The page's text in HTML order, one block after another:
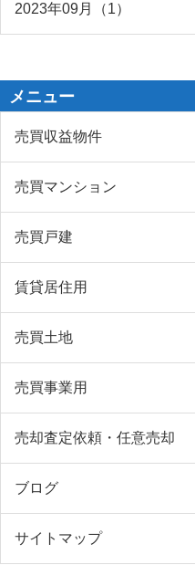
2023年09月（1）
メニュー
売買収益物件
売買マンション
売買戸建
賃貸居住用
売買土地
売買事業用
売却査定依頼・任意売却
ブログ
サイトマップ